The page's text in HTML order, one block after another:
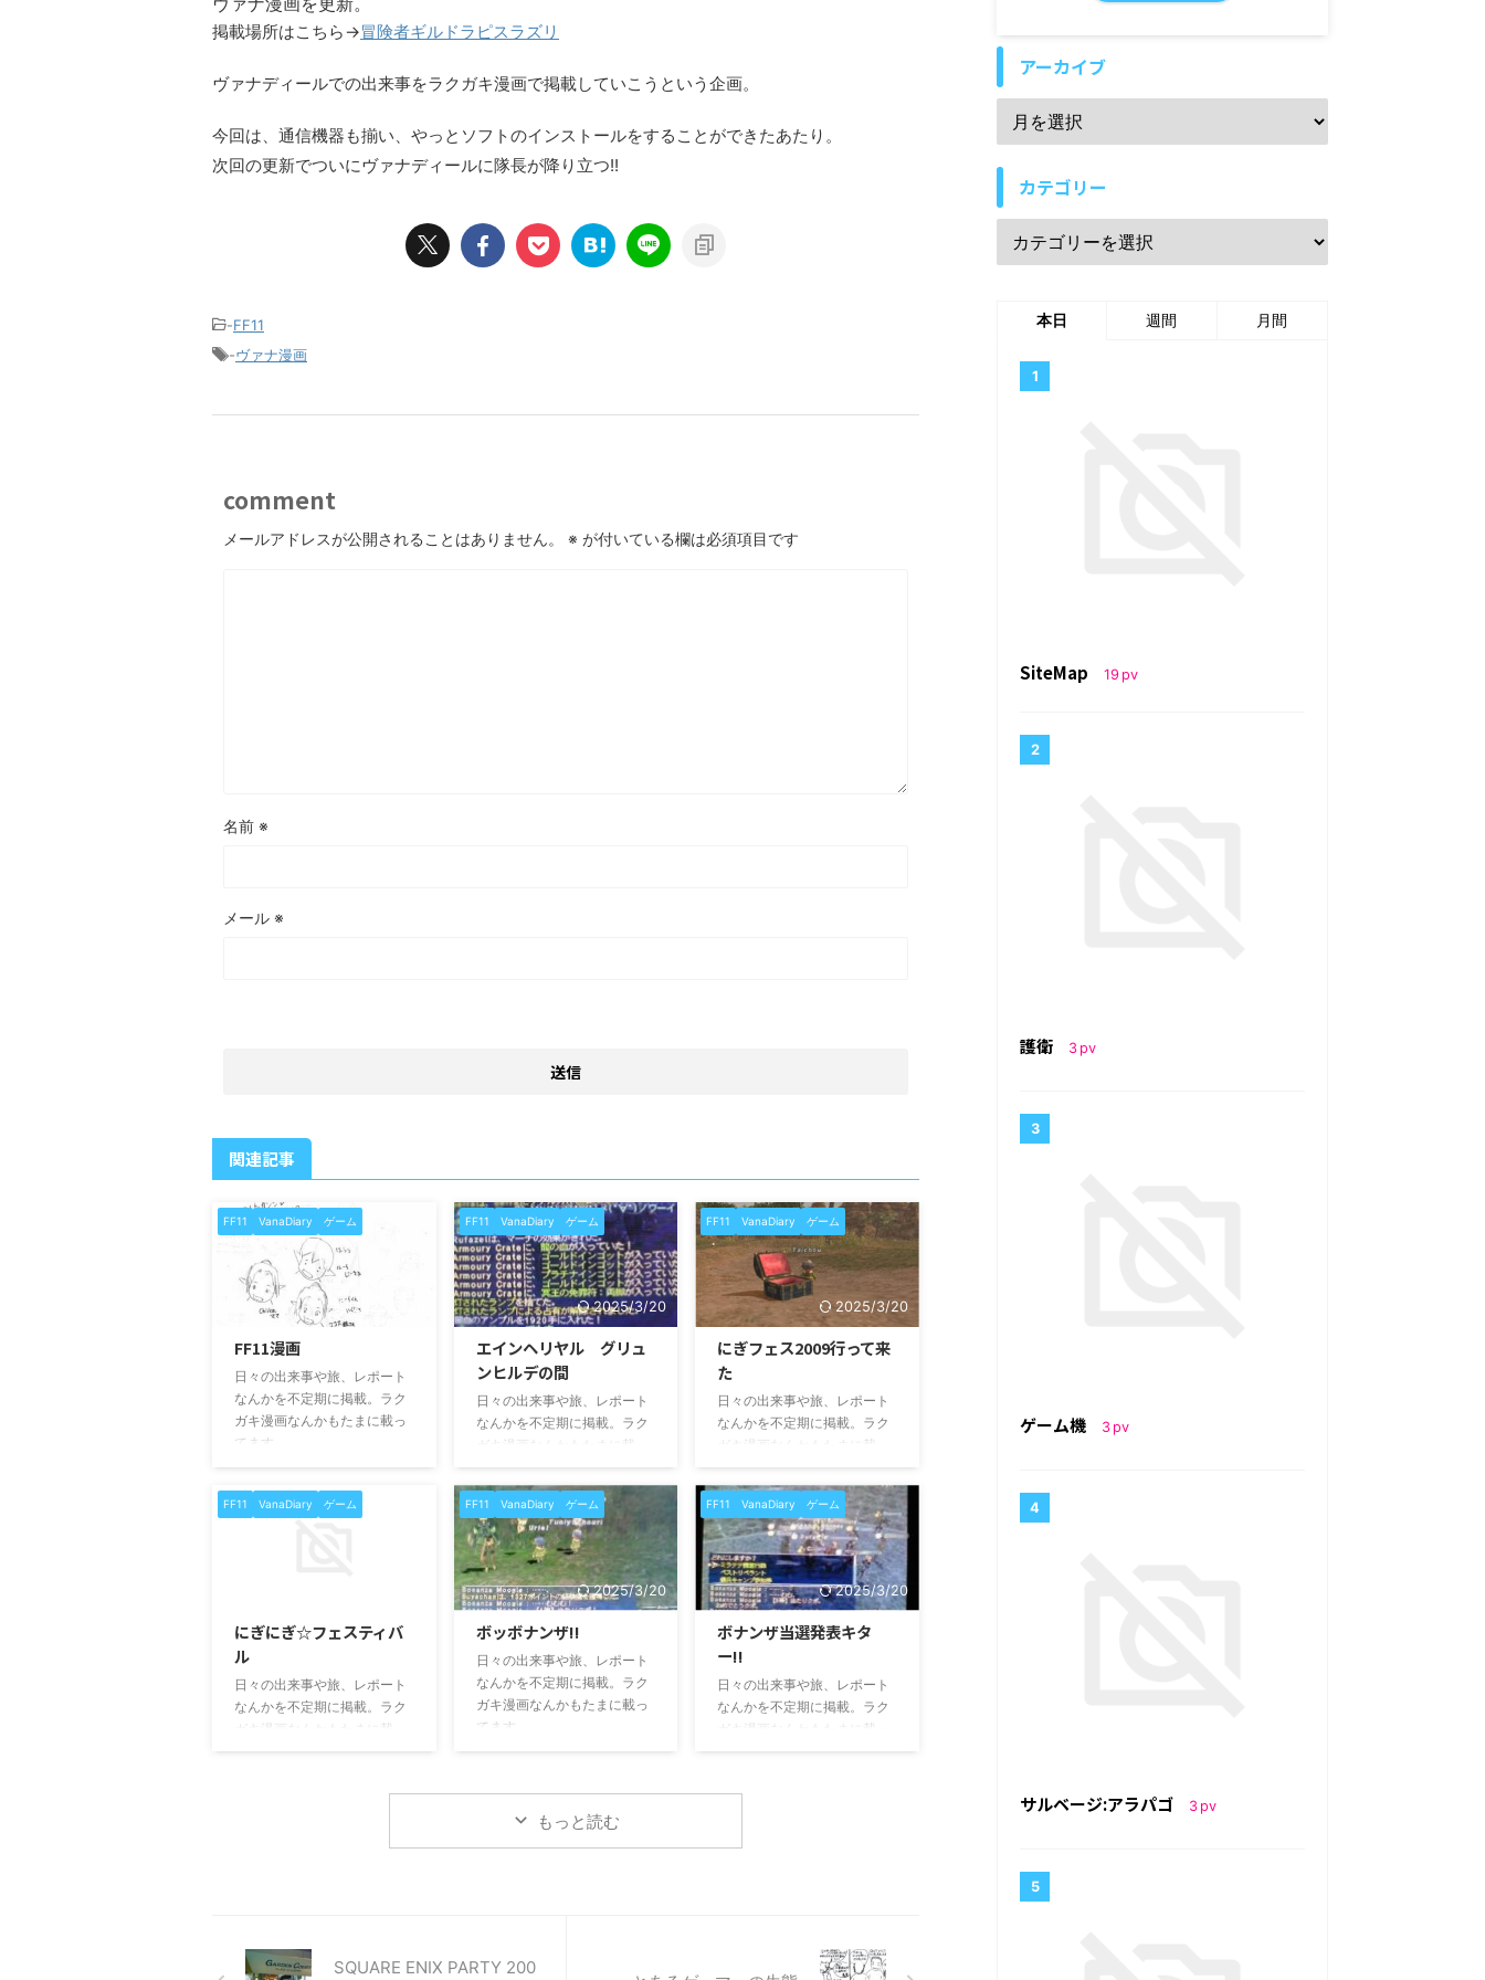
掲載場所はこちら→冒険者ギルドラピスラズリ
ヴァナディールでの出来事をラクガキ漫画で掲載していこうという企画。
今回は、通信機器も揃い、やっとソフトのインストールをすることができたあたり。
次回の更新でついにヴァナディールに隊長が降り立つ!!
-FF11
-ヴァナ漫画
comment
メールアドレスが公開されることはありません。 ※ が付いている欄は必須項目です
名前 ※
メール ※
関連記事
FF11 VanaDiary ゲーム
2025/3/20
FF11漫画
日々の出来事や旅、レポート
なんかを不定期に掲載。ラク
ガキ漫画なんかもたまに載っ
てます。
FF11 VanaDiary ゲーム
2025/3/20
エインヘリヤル グリュ
ンヒルデの間
日々の出来事や旅、レポート
なんかを不定期に掲載。ラク
ガキ漫画なんかもたまに載っ
FF11 VanaDiary ゲーム
2025/3/20
にぎフェス2009行って来
た
日々の出来事や旅、レポート
なんかを不定期に掲載。ラク
ガキ漫画なんかもたまに載っ
FF11 VanaDiary ゲーム
にぎにぎ☆フェスティバ
ル
日々の出来事や旅、レポート
なんかを不定期に掲載。ラク
ガキ漫画なんかもたまに載っ
FF11 VanaDiary ゲーム
2025/3/20
ボッボナンザ!!
日々の出来事や旅、レポート
なんかを不定期に掲載。ラク
ガキ漫画なんかもたまに載っ
てます。
FF11 VanaDiary ゲーム
2025/3/20
ボナンザ当選発表キタ
ー!!
日々の出来事や旅、レポート
なんかを不定期に掲載。ラク
ガキ漫画なんかもたまに載っ
もっと読む
SQUARE ENIX PARTY 200
アーカイブ
カテゴリー
本日 週間 月間
SiteMap 19 pv
護衛 3 pv
ゲーム機 3 pv
サルベージ:アラパゴ 3 pv